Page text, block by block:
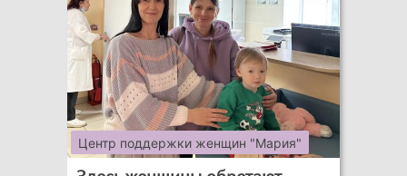
Центр поддержки женщин "Мария"